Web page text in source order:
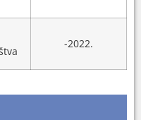
-2022.